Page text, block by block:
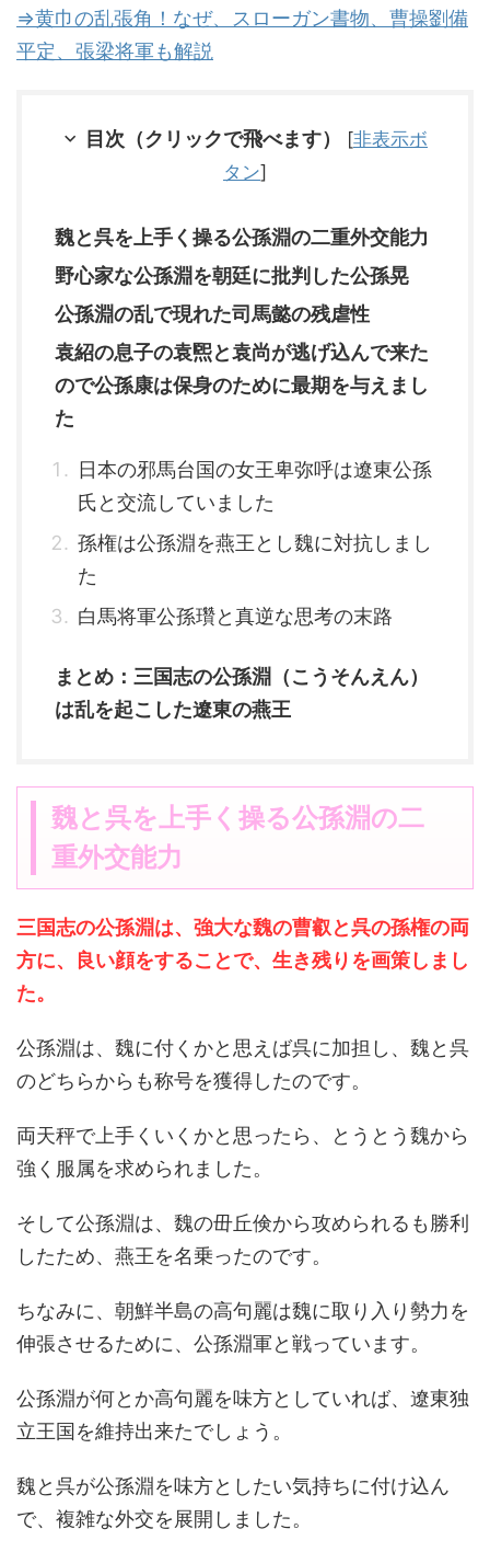
⇒黄巾の乱張角！なぜ、スローガン書物、曹操劉備
平定、張梁将軍も解説
目次（クリックで飛べます） [非表示ボ
タン]
魏と呉を上手く操る公孫淵の二重外交能力
野心家な公孫淵を朝廷に批判した公孫晃
公孫淵の乱で現れた司馬懿の残虐性
袁紹の息子の袁煕と袁尚が逃げ込んで来た
ので公孫康は保身のために最期を与えまし
た
日本の邪馬台国の女王卑弥呼は遼東公孫
氏と交流していました
孫権は公孫淵を燕王とし魏に対抗しまし
た
白馬将軍公孫瓚と真逆な思考の末路
まとめ：三国志の公孫淵（こうそんえん）
は乱を起こした遼東の燕王
魏と呉を上手く操る公孫淵の二
重外交能力
三国志の公孫淵は、強大な魏の曹叡と呉の孫権の両
方に、良い顔をすることで、生き残りを画策しまし
た。
公孫淵は、魏に付くかと思えば呉に加担し、魏と呉
のどちらからも称号を獲得したのです。
両天秤で上手くいくかと思ったら、とうとう魏から
強く服属を求められました。
そして公孫淵は、魏の毌丘倹から攻められるも勝利
したため、燕王を名乗ったのです。
ちなみに、朝鮮半島の高句麗は魏に取り入り勢力を
伸張させるために、公孫淵軍と戦っています。
公孫淵が何とか高句麗を味方としていれば、遼東独
立王国を維持出来たでしょう。
魏と呉が公孫淵を味方としたい気持ちに付け込ん
で、複雑な外交を展開しました。